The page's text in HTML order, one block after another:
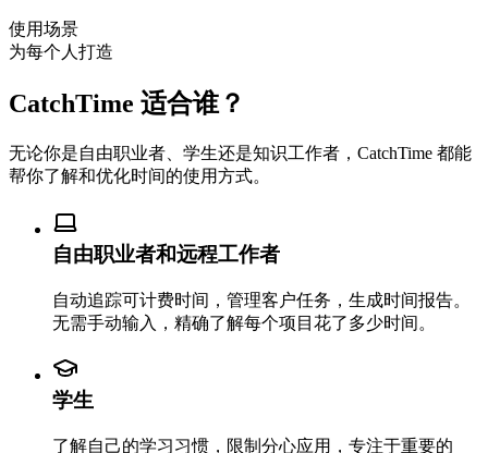
使用场景
为每个人打造
CatchTime 适合谁？
无论你是自由职业者、学生还是知识工作者，CatchTime 都能
帮你了解和优化时间的使用方式。
自由职业者和远程工作者
自动追踪可计费时间，管理客户任务，生成时间报告。
无需手动输入，精确了解每个项目花了多少时间。
学生
了解自己的学习习惯，限制分心应用，专注于重要的